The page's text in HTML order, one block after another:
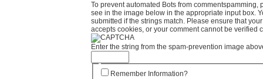
To prevent automated Bots from commentspamming,
see in the image below in the appropriate input box.
submitted if the strings match. Please ensure that
accepts cookies, or your comment cannot be verified
Enter the string from the spam-prevention image
Remember Information?